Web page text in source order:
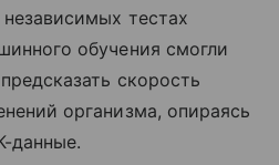
тестах
обучения смогли
скорость
организма, опираясь
данные.